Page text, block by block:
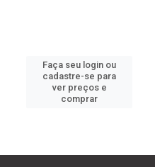
Faça seu login ou
cadastre-se para
ver preços e
comprar